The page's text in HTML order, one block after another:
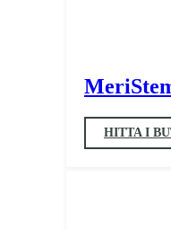
HITTA I